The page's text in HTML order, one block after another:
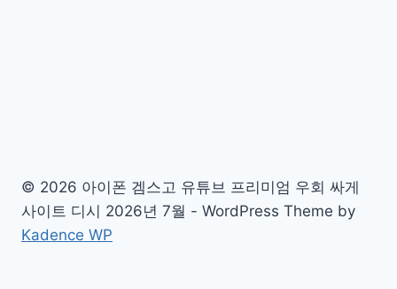
© 2026 아이폰 겜스고 유튜브 프리미엄 우회 싸게
사이트 디시 2026년 7월 - WordPress Theme by
Kadence WP